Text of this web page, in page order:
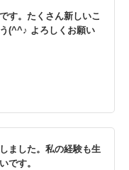
す。たくさん新しいこ
(^^♪ よろしくお願い
ました。私の経験も生
です。